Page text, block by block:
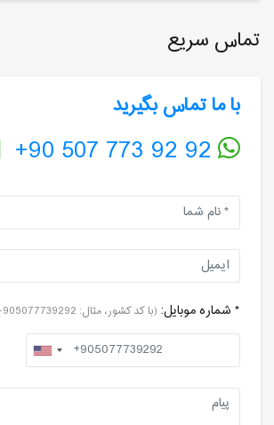
تماس سریع
با ما تماس بگیرید
+90 507 773 92 92
* شماره موبایل: (با کد کشور، مثال: 905077739292+)